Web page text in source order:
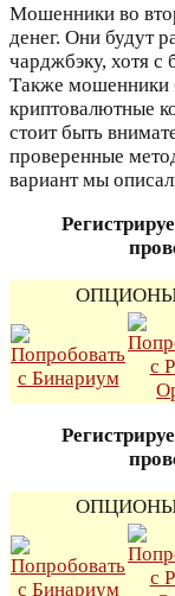
Мошенники во
денег. Они будут
чарджбэку, хотя с
Также мошенники
криптовалютные
стоит быть
проверенные
вариант мы